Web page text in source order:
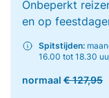
Onbeperkt
en op
Spitstijden:
16.00 tot 18.30
normaal € 127,95